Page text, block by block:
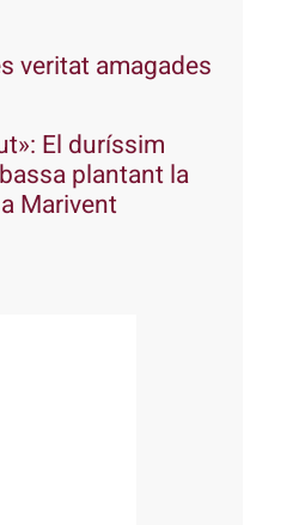
veritat amagades
El duríssim
plantant la
Marivent